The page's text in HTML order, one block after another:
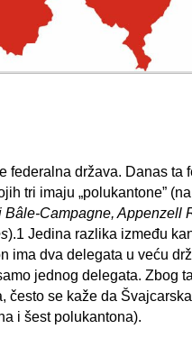
federalna država. Danas ta
tri imaju „polukantone”
Bâle-Campagne, Appenzell
).1 Jedina razlika između
ima dva delegata u veću
jednog delegata. Zbog
često se kaže da
i šest polukantona).